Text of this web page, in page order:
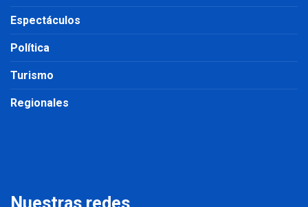
Espectáculos
Política
Turismo
Regionales